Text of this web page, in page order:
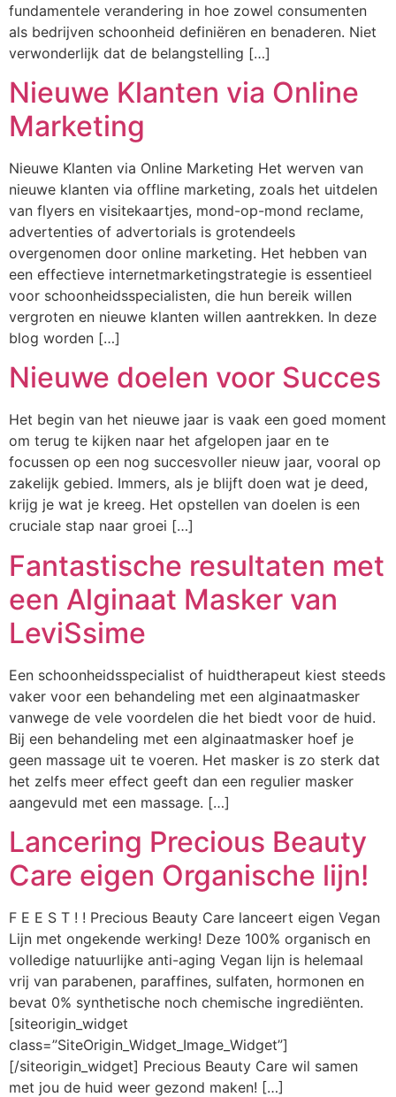
fundamentele verandering in hoe zowel consumenten
als bedrijven schoonheid definiëren en benaderen. Niet
verwonderlijk dat de belangstelling […]
Nieuwe Klanten via Online
Marketing
Nieuwe Klanten via Online Marketing Het werven van
nieuwe klanten via offline marketing, zoals het uitdelen
van flyers en visitekaartjes, mond-op-mond reclame,
advertenties of advertorials is grotendeels
overgenomen door online marketing. Het hebben van
een effectieve internetmarketingstrategie is essentieel
voor schoonheidsspecialisten, die hun bereik willen
vergroten en nieuwe klanten willen aantrekken. In deze
blog worden […]
Nieuwe doelen voor Succes
Het begin van het nieuwe jaar is vaak een goed moment
om terug te kijken naar het afgelopen jaar en te
focussen op een nog succesvoller nieuw jaar, vooral op
zakelijk gebied. Immers, als je blijft doen wat je deed,
krijg je wat je kreeg. Het opstellen van doelen is een
cruciale stap naar groei […]
Fantastische resultaten met
een Alginaat Masker van
LeviSsime
Een schoonheidsspecialist of huidtherapeut kiest steeds
vaker voor een behandeling met een alginaatmasker
vanwege de vele voordelen die het biedt voor de huid.
Bij een behandeling met een alginaatmasker hoef je
geen massage uit te voeren. Het masker is zo sterk dat
het zelfs meer effect geeft dan een regulier masker
aangevuld met een massage. […]
Lancering Precious Beauty
Care eigen Organische lijn!
F E E S T ! ! Precious Beauty Care lanceert eigen Vegan
Lijn met ongekende werking! Deze 100% organisch en
volledige natuurlijke anti-aging Vegan lijn is helemaal
vrij van parabenen, paraffines, sulfaten, hormonen en
bevat 0% synthetische noch chemische ingrediënten.
[siteorigin_widget
class=”SiteOrigin_Widget_Image_Widget”]
[/siteorigin_widget] Precious Beauty Care wil samen
met jou de huid weer gezond maken! […]